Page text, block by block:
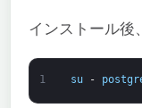
インストール後
1 su -